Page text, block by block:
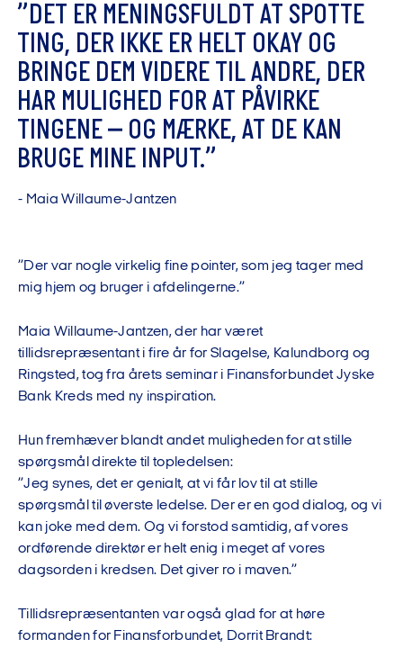
”DET ER MENINGSFULDT AT SPOTTE
TING, DER IKKE ER HELT OKAY OG
BRINGE DEM VIDERE TILANDRE, DER
HAR MULIGHED FORAT PÅVIRKE
TINGENE– OG MÆRKE, AT DE KAN
BRUGE MINE INPUT.”
- Maia Wil aume-Jantzen
”Der var nogle virkelig fine pointer, som jeg tager med
mig hjem og bruger i afdelingerne.”
Maia Willaume-Jantzen, der har været
tillidsrepræsentant i fire år for Slagelse, Kalundborg og
Ringsted, tog fra årets seminar i Finansforbundet Jyske
Bank Kreds med ny inspiration.
Hun fremhæver blandt andet muligheden for at stille
spørgsmål direkte til topledelsen:
”Jeg synes, det er genialt, at vi får lov til at stille
spørgsmål til øverste ledelse. Der er en god dialog, og vi
kan joke med dem. Og vi forstod samtidig, af vores
ordførende direktør er helt enig i meget af vores
dagsorden i kredsen. Det giver ro i maven.”
Tillidsrepræsentanten var også glad for at høre
formanden for Finansforbundet, Dorrit Brandt: